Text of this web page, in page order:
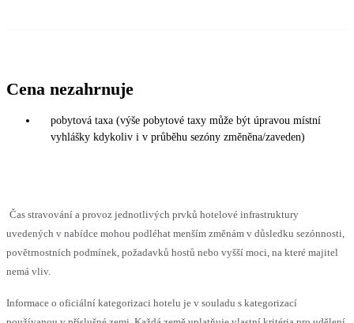
Cena nezahrnuje
pobytová taxa (výše pobytové taxy může být úpravou místní
vyhlášky kdykoliv i v průběhu sezóny změněna/zaveden)
Čas stravování a provoz jednotlivých prvků hotelové infrastruktury
uvedených v nabídce mohou podléhat menším změnám v důsledku sezónnosti,
povětrnostních podmínek, požadavků hostů nebo vyšší moci, na které majitel
nemá vliv.
Informace o oficiální kategorizaci hotelu je v souladu s kategorizací